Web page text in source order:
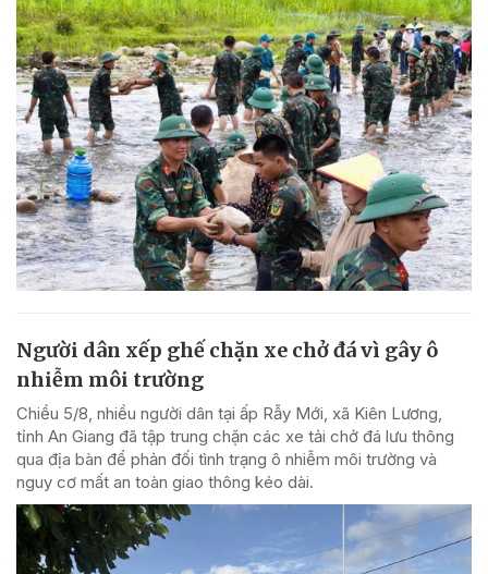
Người dân xếp ghế chặn xe chở đá vì gây ô
nhiễm môi trường
Chiều 5/8, nhiều người dân tại ấp Rẫy Mới, xã Kiên Lương,
tỉnh An Giang đã tập trung chặn các xe tải chở đá lưu thông
qua địa bàn để phản đối tình trạng ô nhiễm môi trường và
nguy cơ mất an toàn giao thông kéo dài.